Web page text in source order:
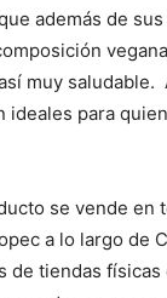
además de
muy saludable.
ideales para
se vende en
a lo largo de
de tiendas